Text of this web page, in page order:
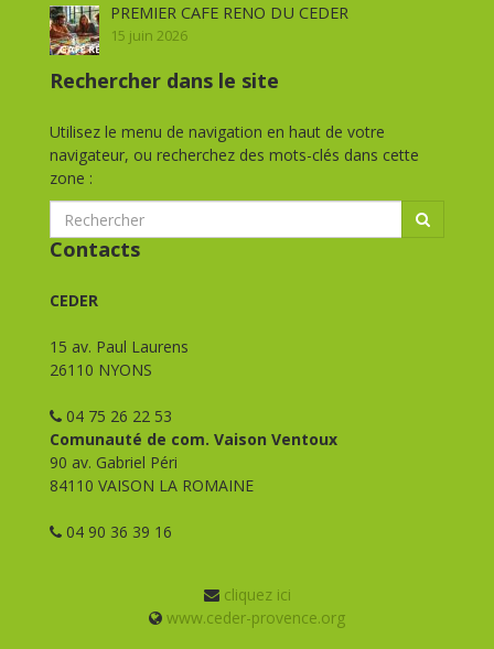
PREMIER CAFE RENO DU CEDER
15 juin 2026
Rechercher dans le site
Utilisez le menu de navigation en haut de votre
navigateur, ou recherchez des mots-clés dans cette
zone :
Contacts
CEDER
15 av. Paul Laurens
26110 NYONS
04 75 26 22 53
Comunauté de com. Vaison Ventoux
90 av. Gabriel Péri
84110 VAISON LA ROMAINE
04 90 36 39 16
cliquez ici
www.ceder-provence.org